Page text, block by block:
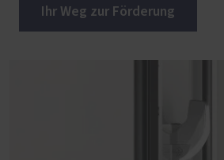
Ihr Weg zur Förderung